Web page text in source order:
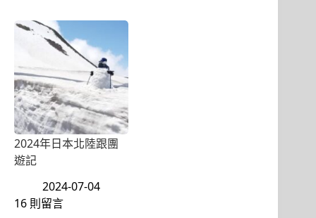
2024年日本北陸跟團
遊記
2024-07-04
16 則留言